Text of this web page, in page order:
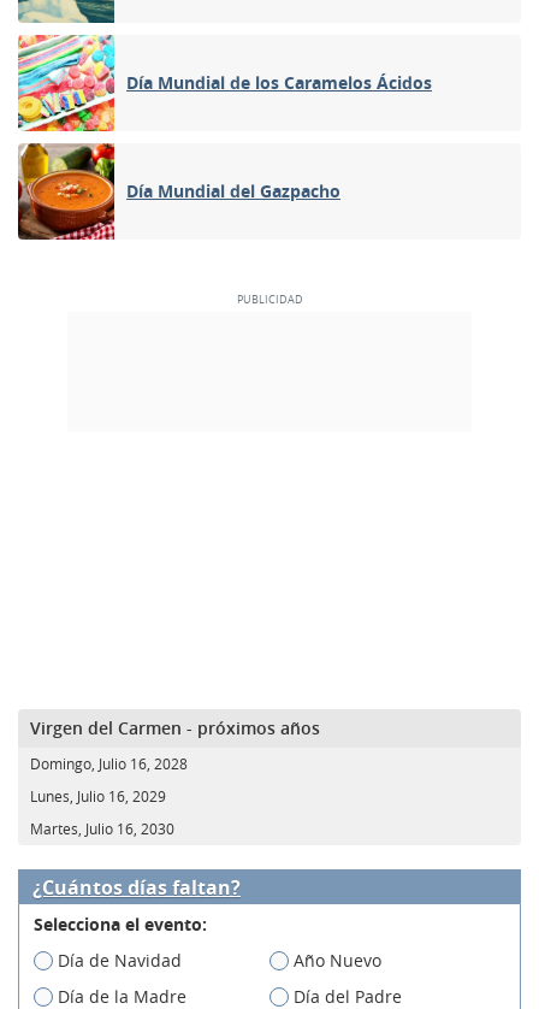
Día Mundial de los Caramelos Ácidos
Día Mundial del Gazpacho
Virgen del Carmen - próximos años
Domingo, Julio 16, 2028
Lunes, Julio 16, 2029
Martes, Julio 16, 2030
¿Cuántos días faltan?
Selecciona el evento:
Día de Navidad
Año Nuevo
Día de la Madre
Día del Padre